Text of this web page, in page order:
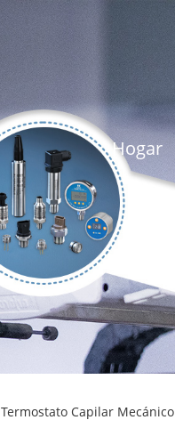
Hogar
Termostato Capilar Mecánico